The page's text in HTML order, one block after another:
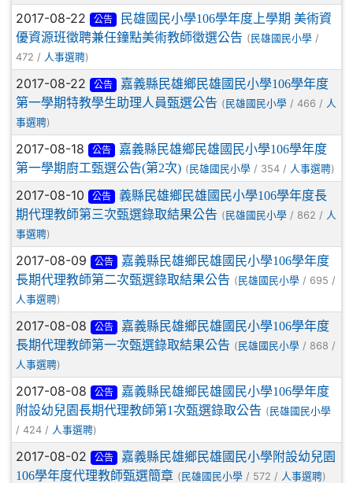
2017-08-22 公告
民雄國民小學106學年度上學期 美術資
優資源班徵聘兼任鐘點美術教師徵選公告 ( 民雄國民小學 /
472 / 人事選聘)
2017-08-22 公告
嘉義縣民雄鄉民雄國民小學106學年度
第一學期特教學生助理人員甄選公告 ( 民雄國民小學 / 466 / 人
事選聘)
2017-08-18 公告
嘉義縣民雄鄉民雄國民小學106學年度
第一學期廚工甄選公告(第2次) ( 民雄國民小學 / 354 / 人事選聘)
2017-08-10 公告
義縣民雄鄉民雄國民小學106學年度長
期代理教師第三次甄選錄取結果公告 ( 民雄國民小學 / 862 / 人
事選聘)
2017-08-09 公告
嘉義縣民雄鄉民雄國民小學106學年度
長期代理教師第二次甄選錄取結果公告 ( 民雄國民小學 / 695 /
人事選聘)
2017-08-08 公告
嘉義縣民雄鄉民雄國民小學106學年度
長期代理教師第一次甄選錄取結果公告 ( 民雄國民小學 / 868 /
人事選聘)
2017-08-08 公告
嘉義縣民雄鄉民雄國民小學106學年度
附設幼兒園長期代理教師第1次甄選錄取公告 ( 民雄國民小學
/ 424 / 人事選聘)
2017-08-02 公告
嘉義縣民雄鄉民雄國民小學附設幼兒園
106學年度代理教師甄選簡章 ( 民雄國民小學 / 572 / 人事選聘)